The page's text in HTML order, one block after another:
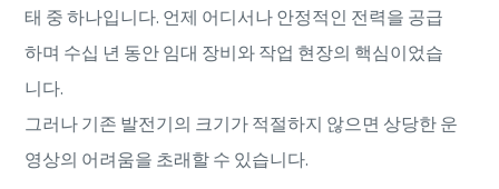
태 중 하나입니다. 언제 어디서나 안정적인 전력을 공급
하며 수십 년 동안 임대 장비와 작업 현장의 핵심이었습
니다.
그러나 기존 발전기의 크기가 적절하지 않으면 상당한 운